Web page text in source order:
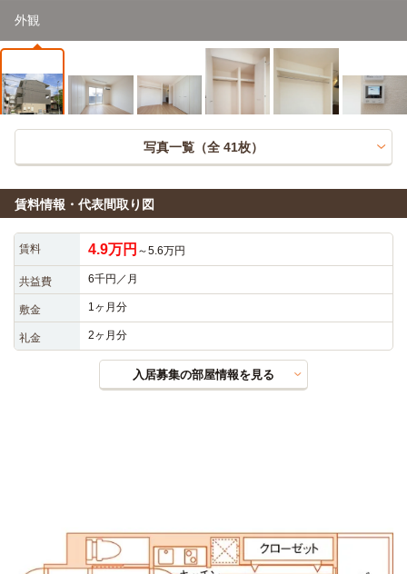
外観
写真一覧（全 41枚）
賃料情報・代表間取り図
賃料 4.9万円 ～5.6万円
共益費 6千円／月
敷金 1ヶ月分
礼金 2ヶ月分
入居募集の部屋情報を見る